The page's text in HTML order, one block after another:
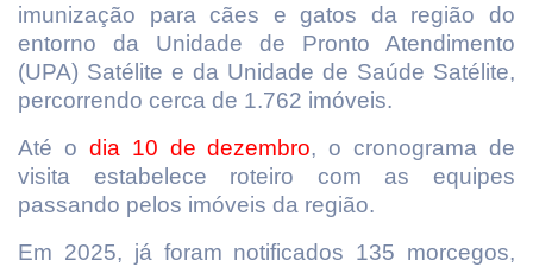
imunização para cães e gatos da região do
entorno da Unidade de Pronto Atendimento
(UPA) Satélite e da Unidade de Saúde Satélite,
percorrendo cerca de 1.762 imóveis.
Até o dia 10 de dezembro, o cronograma de
visita estabelece roteiro com as equipes
passando pelos imóveis da região.
Em 2025, já foram notificados 135 morcegos,